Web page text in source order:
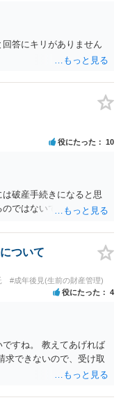
答にキリがありません
役にたった 10
破産手続きになると思
ではないでしょうか。
ついて
#成年後見(生前の財産管理)
役にたった 4
すね。 教えてあげれば
求できないので、受け取